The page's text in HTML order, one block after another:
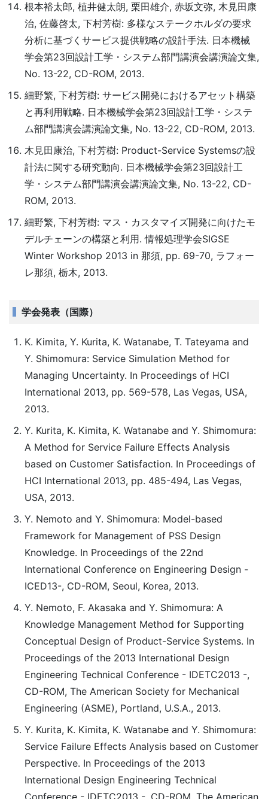
根本裕太郎, 植井健太朗, 栗田雄介, 赤坂文弥, 木見田康
治, 佐藤啓太, 下村芳樹: 多様なステークホルダの要求
分析に基づくサービス提供戦略の設計手法. 日本機械
学会第23回設計工学・システム部門講演会講演論文集,
No. 13-22, CD-ROM, 2013.
細野繁, 下村芳樹: サービス開発におけるアセット構築
と再利用戦略. 日本機械学会第23回設計工学・システ
ム部門講演会講演論文集, No. 13-22, CD-ROM, 2013.
木見田康治, 下村芳樹: Product-Service Systemsの設
計法に関する研究動向. 日本機械学会第23回設計工
学・システム部門講演会講演論文集, No. 13-22, CD-
ROM, 2013.
細野繁, 下村芳樹: マス・カスタマイズ開発に向けたモ
デルチェーンの構築と利用. 情報処理学会SIGSE
Winter Workshop 2013 in 那須, pp. 69-70, ラフォー
レ那須, 栃木, 2013.
学会発表（国際）
K. Kimita, Y. Kurita, K. Watanabe, T. Tateyama and
Y. Shimomura: Service Simulation Method for
Managing Uncertainty. In Proceedings of HCI
International 2013, pp. 569-578, Las Vegas, USA,
2013.
Y. Kurita, K. Kimita, K. Watanabe and Y. Shimomura:
A Method for Service Failure Effects Analysis
based on Customer Satisfaction. In Proceedings of
HCI International 2013, pp. 485-494, Las Vegas,
USA, 2013.
Y. Nemoto and Y. Shimomura: Model-based
Framework for Management of PSS Design
Knowledge. In Proceedings of the 22nd
International Conference on Engineering Design -
ICED13-, CD-ROM, Seoul, Korea, 2013.
Y. Nemoto, F. Akasaka and Y. Shimomura: A
Knowledge Management Method for Supporting
Conceptual Design of Product-Service Systems. In
Proceedings of the 2013 International Design
Engineering Technical Conference - IDETC2013 -,
CD-ROM, The American Society for Mechanical
Engineering (ASME), Portland, U.S.A., 2013.
Y. Kurita, K. Kimita, K. Watanabe and Y. Shimomura:
Service Failure Effects Analysis based on Customer
Perspective. In Proceedings of the 2013
International Design Engineering Technical
Conference - IDETC2013 -, CD-ROM, The American